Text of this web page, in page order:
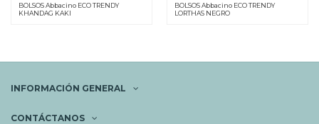
BOLSOS Abbacino ECO TRENDY
KHANDAG KAKI
BOLSOS Abbacino ECO TRENDY
LORTHAS NEGRO
INFORMACIÓN GENERAL
CONTÁCTANOS